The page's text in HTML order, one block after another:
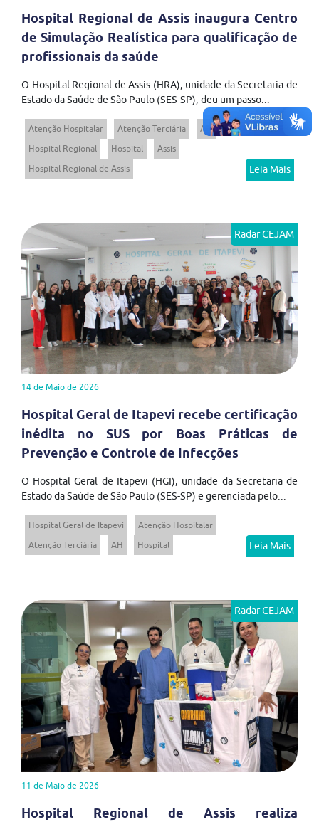
Hospital Regional de Assis inaugura Centro
de Simulação Realística para qualificação de
profissionais da saúde
O Hospital Regional de Assis (HRA), unidade da Secretaria de
Estado da Saúde de São Paulo (SES-SP), deu um passo...
Atenção Hospitalar Atenção Terciária
AH
Hospital Regional
Hospital
Assis
Hospital Regional de Assis
Leia Mais
Radar CEJAM
14 de Maio de 2026
Hospital Geral de Itapevi recebe certificação
inédita no SUS por Boas Práticas de
Prevenção e Controle de Infecções
O Hospital Geral de Itapevi (HGI), unidade da Secretaria de
Estado da Saúde de São Paulo (SES-SP) e gerenciada pelo...
Hospital Geral de Itapevi
Atenção Hospitalar
Atenção Terciária
AH Hospital Leia Mais
Radar CEJAM
11 de Maio de 2026
Hospital Regional de Assis realiza